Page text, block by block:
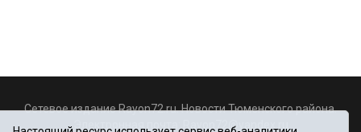
Сетевое издание Rayon72.ru. Новости Тюменского района.
Rayon72@yandex.ru